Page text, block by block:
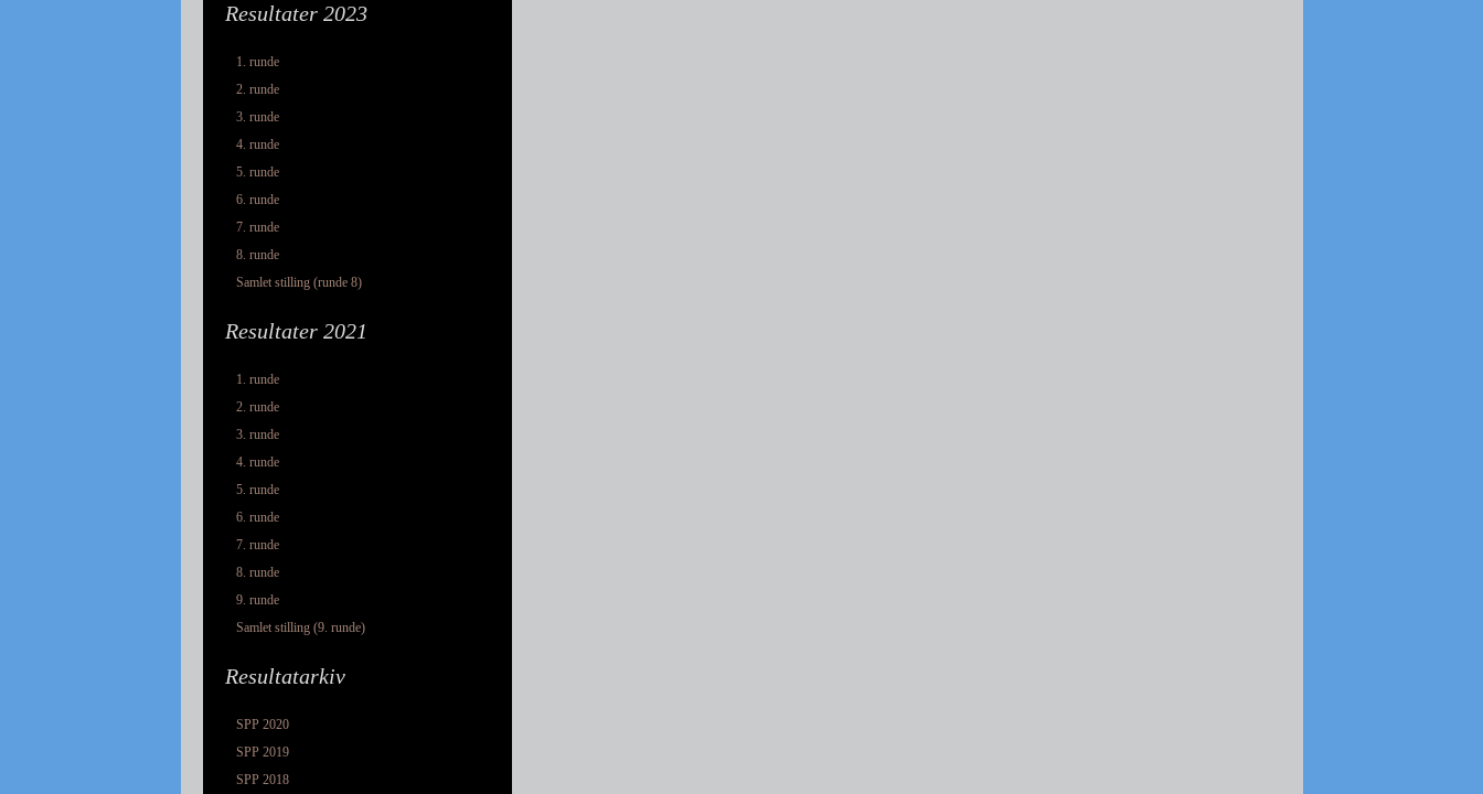
Resultater 2023
1. runde
2. runde
3. runde
4. runde
5. runde
6. runde
7. runde
8. runde
Samlet stilling (runde 8)
Resultater 2021
1. runde
2. runde
3. runde
4. runde
5. runde
6. runde
7. runde
8. runde
9. runde
Samlet stilling (9. runde)
Resultatarkiv
SPP 2020
SPP 2019
SPP 2018